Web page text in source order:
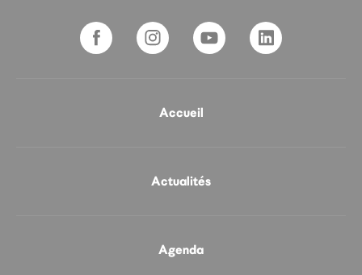
Accueil
Actualités
Agenda